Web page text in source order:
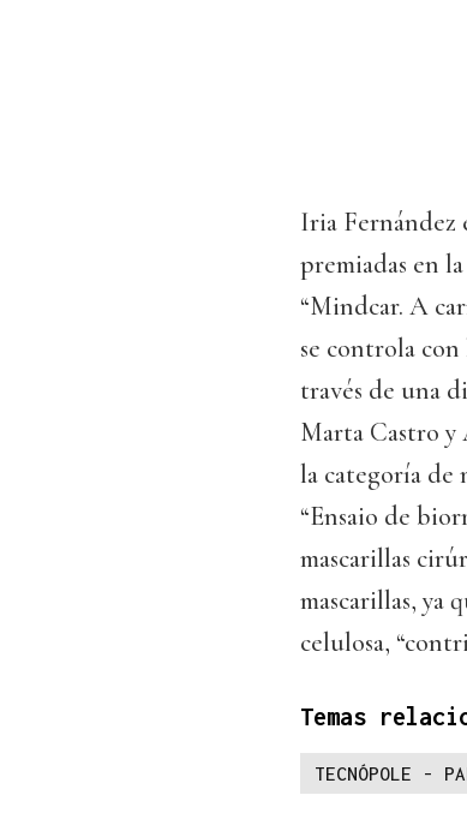
Iria Fernández
premiadas en
“Mindcar. A
se controla con
través de una
Marta Castro y
la categoría de
“Ensaio de
mascarillas
mascarillas, ya
celulosa,
Temas
TECNÓPOLE -